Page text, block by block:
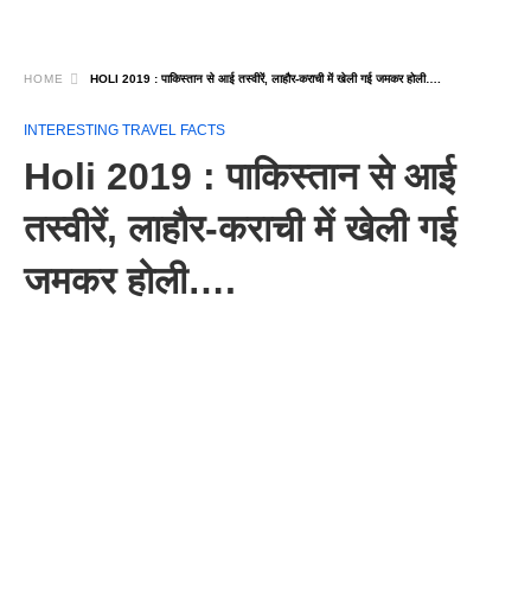
HOME HOLI 2019 : पाकिस्तान से आई तस्वीरें, लाहौर-कराची में खेली गई जमकर होली….
INTERESTING TRAVEL FACTS
Holi 2019 : पाकिस्तान से आई
तस्वीरें, लाहौर-कराची में खेली गई
जमकर होली….